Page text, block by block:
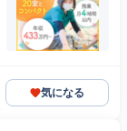
気になる